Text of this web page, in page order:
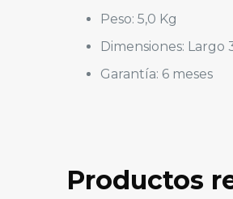
Peso: 5,0 Kg
Dimensiones: Largo
Garantía: 6 meses
No hay valoraciones aún.
Productos